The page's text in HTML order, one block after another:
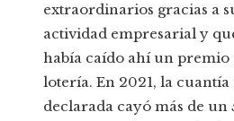
extraordinarios gracias a
actividad empresarial y
había caído ahí un premio
lotería. En 2021, la cuantía
declarada cayó más de un